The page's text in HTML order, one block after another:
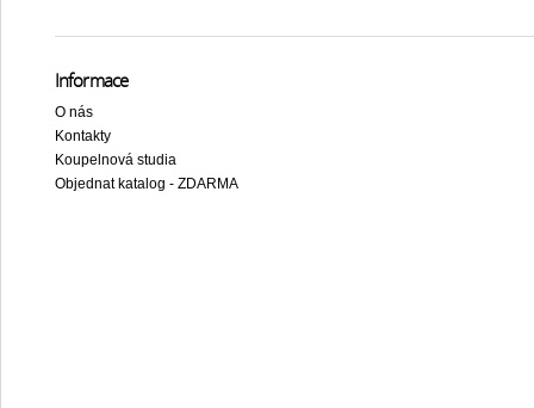
Informace
O nás
Kontakty
Koupelnová studia
Objednat katalog - ZDARMA